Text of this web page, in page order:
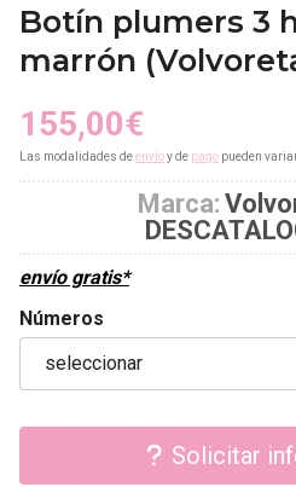
Botín plumers 3
marrón
155,00€
Las modalidades deenvíoy de pago pueden
Marca:
envío gratis*
Números
Solicitar